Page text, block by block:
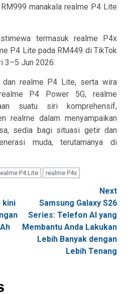
manakala realme P4 Lite
termasuk realme P4x
P4 Lite pada RM449 di TikTok
3–5 Jun 2026.
dan realme P4 Lite, serta wira
P4 Power 5G, realme
suatu siri komprehensif,
realme dalam menyampaikan
sedia bagi situasi getir dan
muda, terutamanya di
P4 Lite realme P4x
kini
Next
Samsung Galaxy S26
Series: Telefon AI yang
Membantu Anda Lakukan
Lebih Banyak dengan
Lebih Tenang